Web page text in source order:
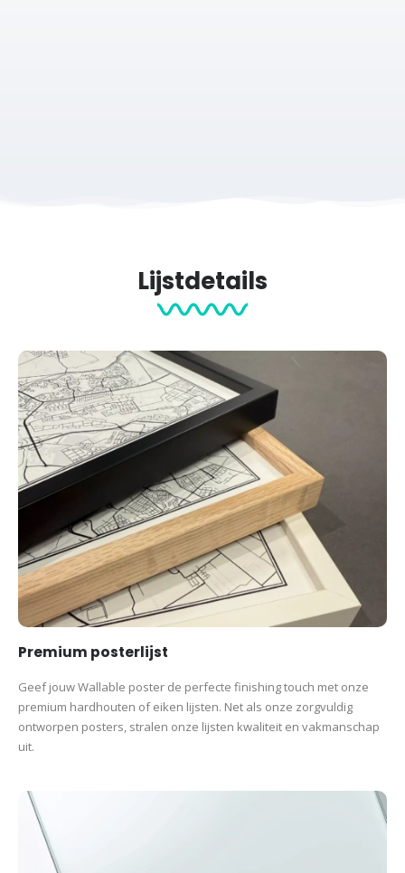
Een bijzonder aandenken aan Londen
De London Marathon voert langs iconische plekken zoals
en miljoenen supporters langs het parcours is het een
marathon die je nooit vergeet.
Een blijvende herinnering aan jouw London
marathon
Bestel je vóór 12:00? Dan wordt jouw print dezelfde
werkdag gratis verzonden.
Productcategorieën:
Sport Prints Cadeau na Marathon
Hardloop events
Hardlopen
Posters
Lijstdetails
Premium posterlijst
Geef jouw Wallable poster de perfecte finishing touch met onze
premium hardhouten of eiken lijsten. Net als onze zorgvuldig
ontworpen posters, stralen onze lijsten kwaliteit en vakmanschap
uit.